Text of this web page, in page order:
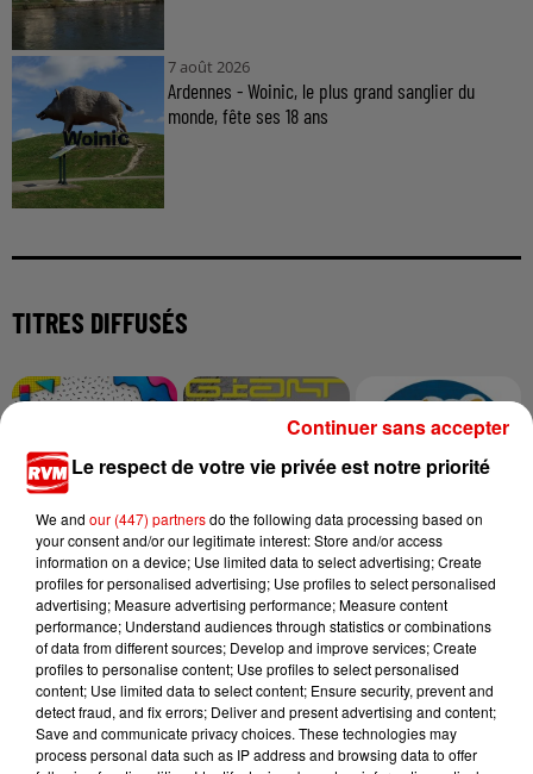
7 août 2026
Ardennes - Woinic, le plus grand sanglier du
monde, fête ses 18 ans
TITRES DIFFUSÉS
BOB SINCLAR & KIESZA
I Can't Wait
CALVIN HARRIS
Giant
MONAKO
Shake Your Body
Le respect de votre vie privée est notre priorité
We and our (447) partnersdo the following data processing based on
your consent and/or our legitimate interest: Store and/or access
information on a device; Use limited data to select advertising; Create
profiles for personalised advertising; Use profiles to select personalised
advertising; Measure advertising performance; Measure content
performance; Understand audiences through statistics or combinations
of data from different sources; Develop and improve services; Create
profiles to personalise content; Use profiles to select personalised
content; Use limited data to select content; Ensure security, prevent and
detect fraud, and fix errors; Deliver and present advertising and content;
Save and communicate privacy choices. These technologies may
process personal data such as IP address and browsing data to offer
Continuer sans accepter